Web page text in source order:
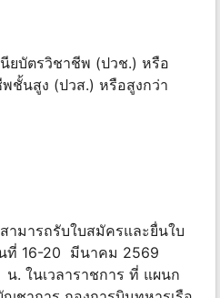
ยบัตรวิชาชีพ (ปวช.) หรือ
ชั้นสูง (ปวส.) หรือสูงกว่า
ามารถรับใบสมัครและยื่นใบ
ที่ 16-20 มีนาคม 2569
น. ในเวลาราชการ ที่ แผนก